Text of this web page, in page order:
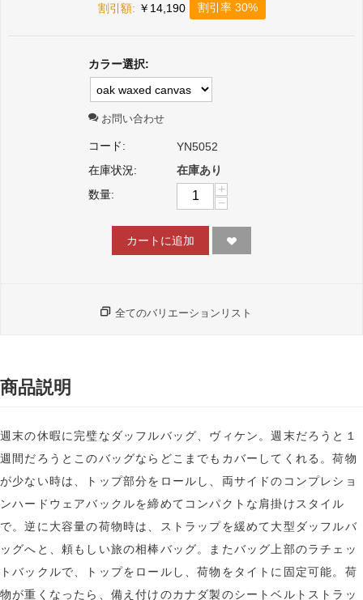
割引額: ￥ 14,190 割引率 30%
カラー選択:
お問い合わせ
コード:
YN5052
在庫状況:
在庫あり
数量:
+
−
カートに追加
全てのバリエーションリスト
商品説明
週末の休暇に完璧なダッフルバッグ、ヴィケン。週末だろうと１
週間だろうとこのバッグならどこまでもカバーしてくれる。荷物
が少ない時は、トップ部分をロールし、両サイドのコンプレショ
ンハードウェアバックルを締めてコンパクトな肩掛けスタイル
で。逆に大容量の荷物時は、ストラップを緩めて大型ダッフルバ
ッグへと、頼もしい旅の相棒バッグ。またバッグ上部のラチェッ
トバックルで、トップをロールし、荷物をタイトに固定可能。荷
物が重くなったら、備え付けのカナダ製のシートベルトストラッ